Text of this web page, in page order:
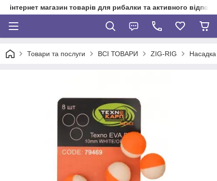
інтернет магазин товарів для рибалки та активного
Товари та послуги ВСІ ТОВАРИ ZIG-RIG